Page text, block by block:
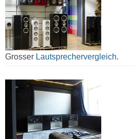
Grosser Lautsprechervergleich.